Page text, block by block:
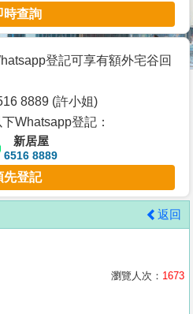
時查詢
登記可享有額外宅谷回
8889 (許小姐)
Whatsapp登記：
新居屋
6516 8889
先登記
返回
瀏覽人次： 1673